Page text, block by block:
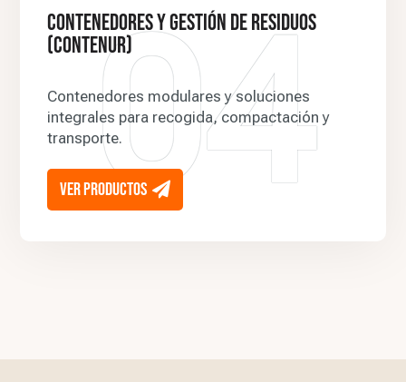
04
Contenedores y gestión de residuos
(Contenur)
Contenedores modulares y soluciones
integrales para recogida, compactación y
transporte.
ver productos